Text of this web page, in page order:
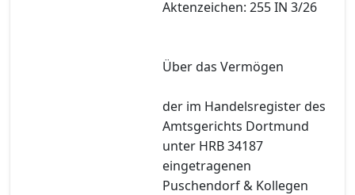
Aktenzeichen: 255 IN 3/26
Über das Vermögen
der im Handelsregister des
Amtsgerichts Dortmund
unter HRB 34187
eingetragenen
Puschendorf & Kollegen